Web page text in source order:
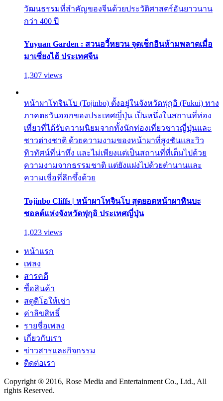
วัฒนธรรมที่สำคัญของจีนด้วยประวัติศาสตร์อันยาวนาน
กว่า 400 ปี
Yuyuan Garden : สวนอวี้หยวน จุดเช็กอินห้ามพลาดเมื่อ
มาเซี่ยงไฮ้ ประเทศจีน
1,307 views
หน้าผาโทจินโบ (Tojinbo) ตั้งอยู่ในจังหวัดฟุกุอิ (Fukui) ทาง
ภาคตะวันออกของประเทศญี่ปุ่น เป็นหนึ่งในสถานที่ท่อง
เที่ยวที่ได้รับความนิยมจากทั้งนักท่องเที่ยวชาวญี่ปุ่นและ
ชาวต่างชาติ ด้วยความงามของหน้าผาที่สูงชันและวิว
ทิวทัศน์ที่น่าทึ่ง และไม่เพียงแต่เป็นสถานที่ที่เต็มไปด้วย
ความงามจากธรรมชาติ แต่ยังแฝงไปด้วยตำนานและ
ความเชื่อที่ลึกซึ้งด้วย
Tojinbo Cliffs | หน้าผาโทจินโบ สุดยอดหน้าผาหินบะ
ซอลต์แห่งจังหวัดฟุกุอิ ประเทศญี่ปุ่น
1,023 views
หน้าแรก
เพลง
สารคดี
ซื้อสินค้า
สตูดิโอให้เช่า
ค่าลิขสิทธิ์
รายชื่อเพลง
เกี่ยวกับเรา
ข่าวสารและกิจกรรม
ติดต่อเรา
Copyright ® 2016, Rose Media and Entertainment Co., Ltd., All
rights Reserved.